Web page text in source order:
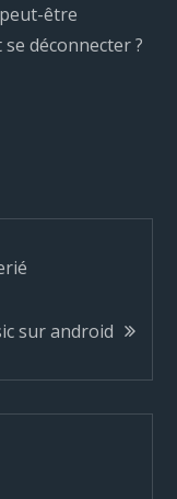
être
déconnecter ?
sur android